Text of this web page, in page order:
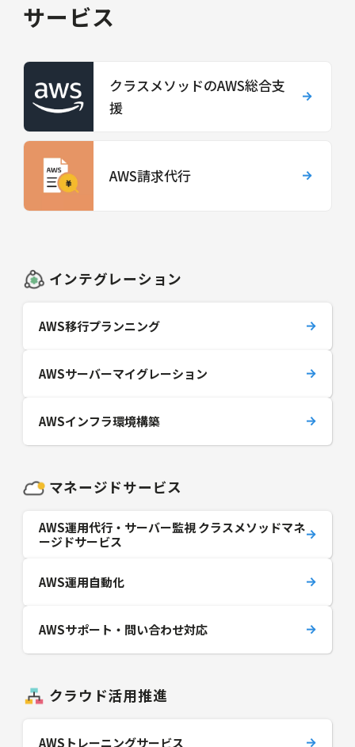
サービス
クラスメソッドのAWS総合支
援
AWS請求代行
インテグレーション
AWS移行プランニング
AWSサーバーマイグレーション
AWSインフラ環境構築
マネージドサービス
AWS運用代行・サーバー監視 クラスメソッドマネ
ージドサービス
AWS運用自動化
AWSサポート・問い合わせ対応
クラウド活用推進
AWSトレーニングサービス